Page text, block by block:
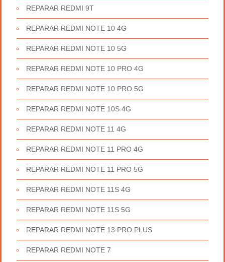
REPARAR REDMI 9T
REPARAR REDMI NOTE 10 4G
REPARAR REDMI NOTE 10 5G
REPARAR REDMI NOTE 10 PRO 4G
REPARAR REDMI NOTE 10 PRO 5G
REPARAR REDMI NOTE 10S 4G
REPARAR REDMI NOTE 11 4G
REPARAR REDMI NOTE 11 PRO 4G
REPARAR REDMI NOTE 11 PRO 5G
REPARAR REDMI NOTE 11S 4G
REPARAR REDMI NOTE 11S 5G
REPARAR REDMI NOTE 13 PRO PLUS
REPARAR REDMI NOTE 7